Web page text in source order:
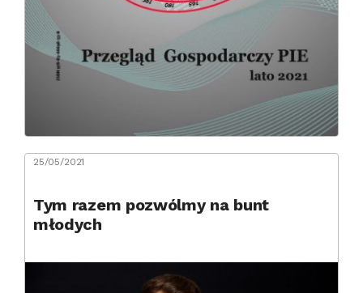
25/05/2021
Tym razem pozwólmy na bunt
młodych